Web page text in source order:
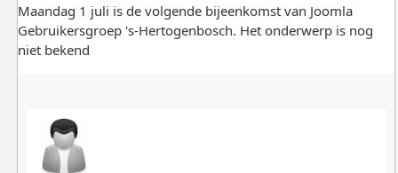
Maandag 1 juli is de volgende bijeenkomst van Joomla
Gebruikersgroep 's-Hertogenbosch. Het onderwerp is nog
niet bekend